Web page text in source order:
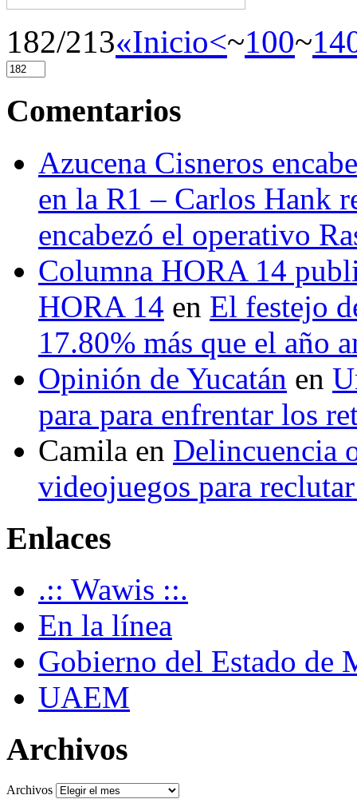
182/213«Inicio<~100~
Comentarios
Azucena Cisneros
en la R1 – Carlos Hank
encabezó el operativo
Columna HORA 14
HORA 14 en El festejo
17.80% más que el año
Opinión de Yucatán en
para para enfrentar los
Camila en Delincuencia
videojuegos para
Enlaces
.:: Wawis ::.
En la línea
Gobierno del Estado de
UAEM
Archivos
Archivos